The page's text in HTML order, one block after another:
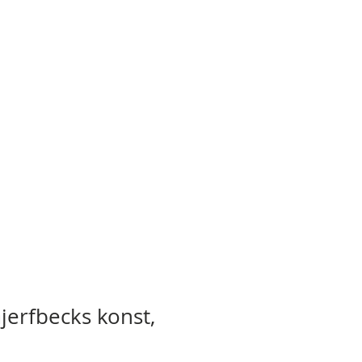
konst,